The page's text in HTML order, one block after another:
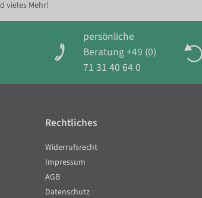
vieles Mehr!
persönliche
Beratung +49 (0)
71 31 40 64 0
Rechtliches
Widerrufsrecht
Impressum
AGB
Datenschutz